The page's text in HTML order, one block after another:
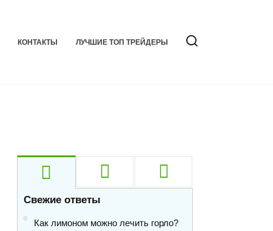
КОНТАКТЫ ЛУЧШИЕ ТОП ТРЕЙДЕРЫ
Свежие ответы
Как лимоном можно лечить горло?